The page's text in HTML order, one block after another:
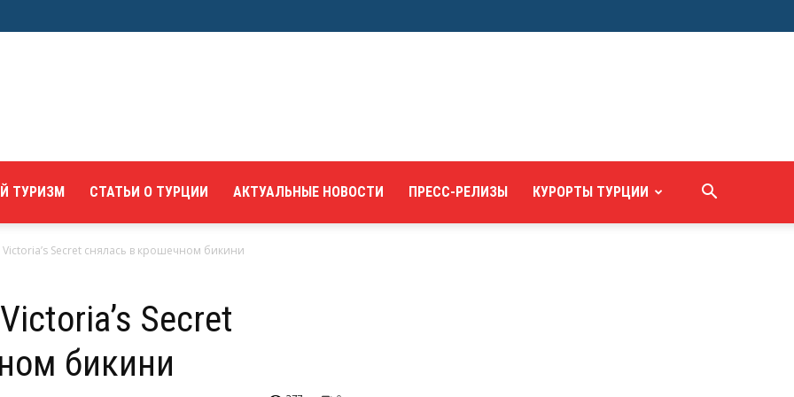
ТУРИЗМ СТАТЬИ О ТУРЦИИ АКТУАЛЬНЫЕ НОВОСТИ ПРЕСС-РЕЛИЗЫ КУРОРТЫ ТУРЦИИ
Secret снялась в крошечном бикини
Secret
бикини